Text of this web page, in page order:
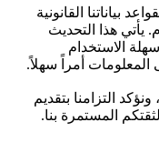
بياناتنا القانونية
يأتي هذا التحديث
الاستخدام
أمراً سهلاً.
التزامنا بتقديم
المستمرة بنا.